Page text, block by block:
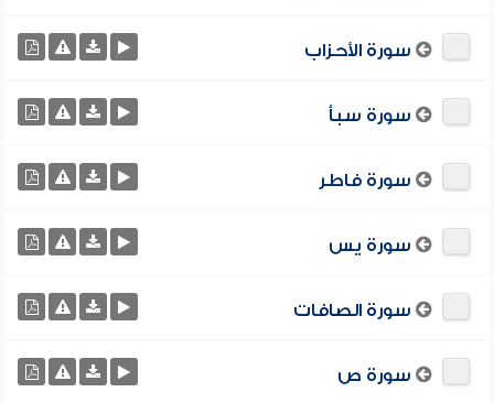
سورة الأحزاب
سورة سبأ
سورة فاطر
سورة يس
سورة الصافات
سورة ص